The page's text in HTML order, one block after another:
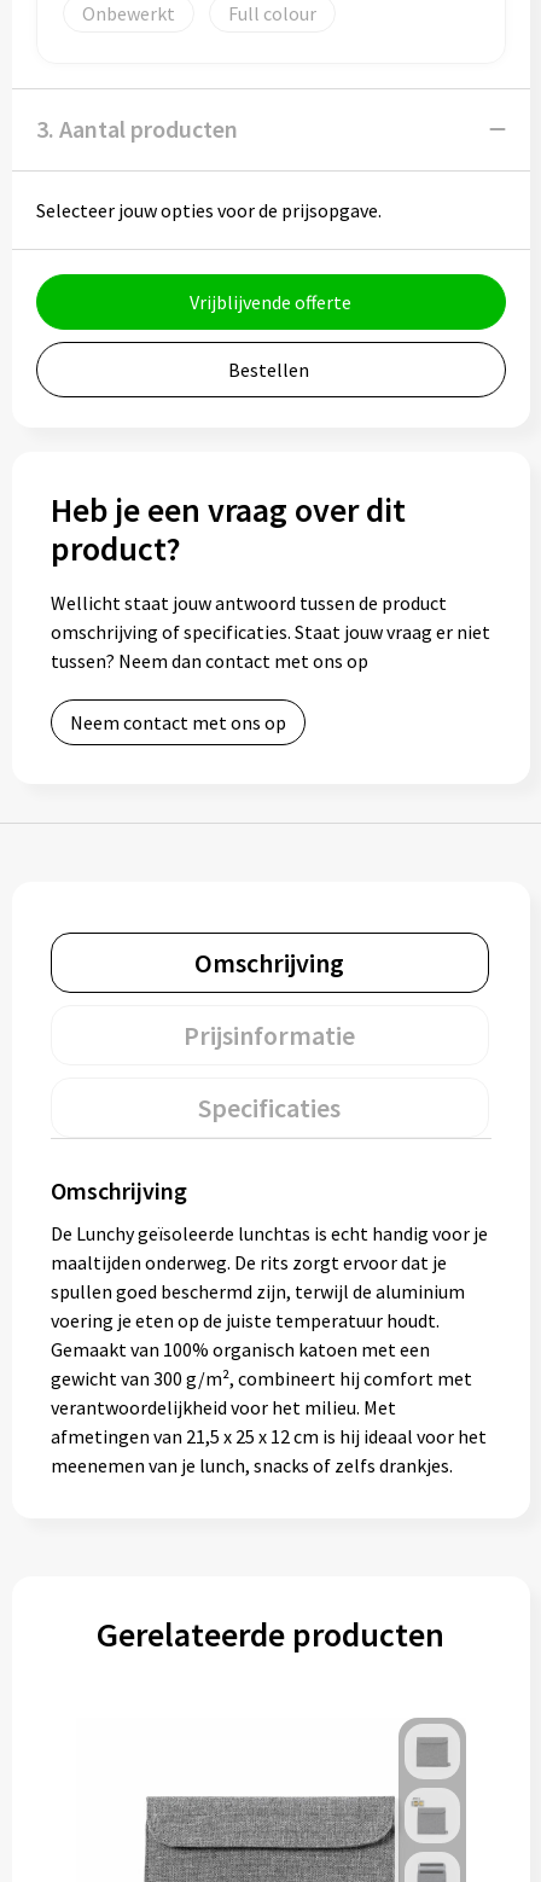
Zelfklevende memo's
Notablokken
Mappen
Bidons
Drinkbekers
Thermosbekers
Glazen
Lunchboxen
Muntjes
Stormparaplu's
Klassieke paraplu's
Divers
Technologie
Vrije tijd
Gereedschap
Persoonlijke verzorging
Zonnebrillen
Onbewerkt
Full colour
3. Aantal producten
Selecteer jouw opties voor de prijsopgave.
Vrijblijvende offerte
Bestellen
Heb je een vraag over dit
product?
Wellicht staat jouw antwoord tussen de product
omschrijving of specificaties. Staat jouw vraag er niet
tussen? Neem dan contact met ons op
Neem contact met ons op
Omschrijving
Prijsinformatie
Specificaties
Omschrijving
De Lunchy geïsoleerde lunchtas is echt handig voor je
maaltijden onderweg. De rits zorgt ervoor dat je
spullen goed beschermd zijn, terwijl de aluminium
voering je eten op de juiste temperatuur houdt.
Gemaakt van 100% organisch katoen met een
gewicht van 300 g/m², combineert hij comfort met
verantwoordelijkheid voor het milieu. Met
afmetingen van 21,5 x 25 x 12 cm is hij ideaal voor het
meenemen van je lunch, snacks of zelfs drankjes.
Gerelateerde producten